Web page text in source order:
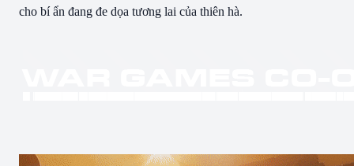
cho bí ẩn đang đe dọa tương lai của thiên hà.